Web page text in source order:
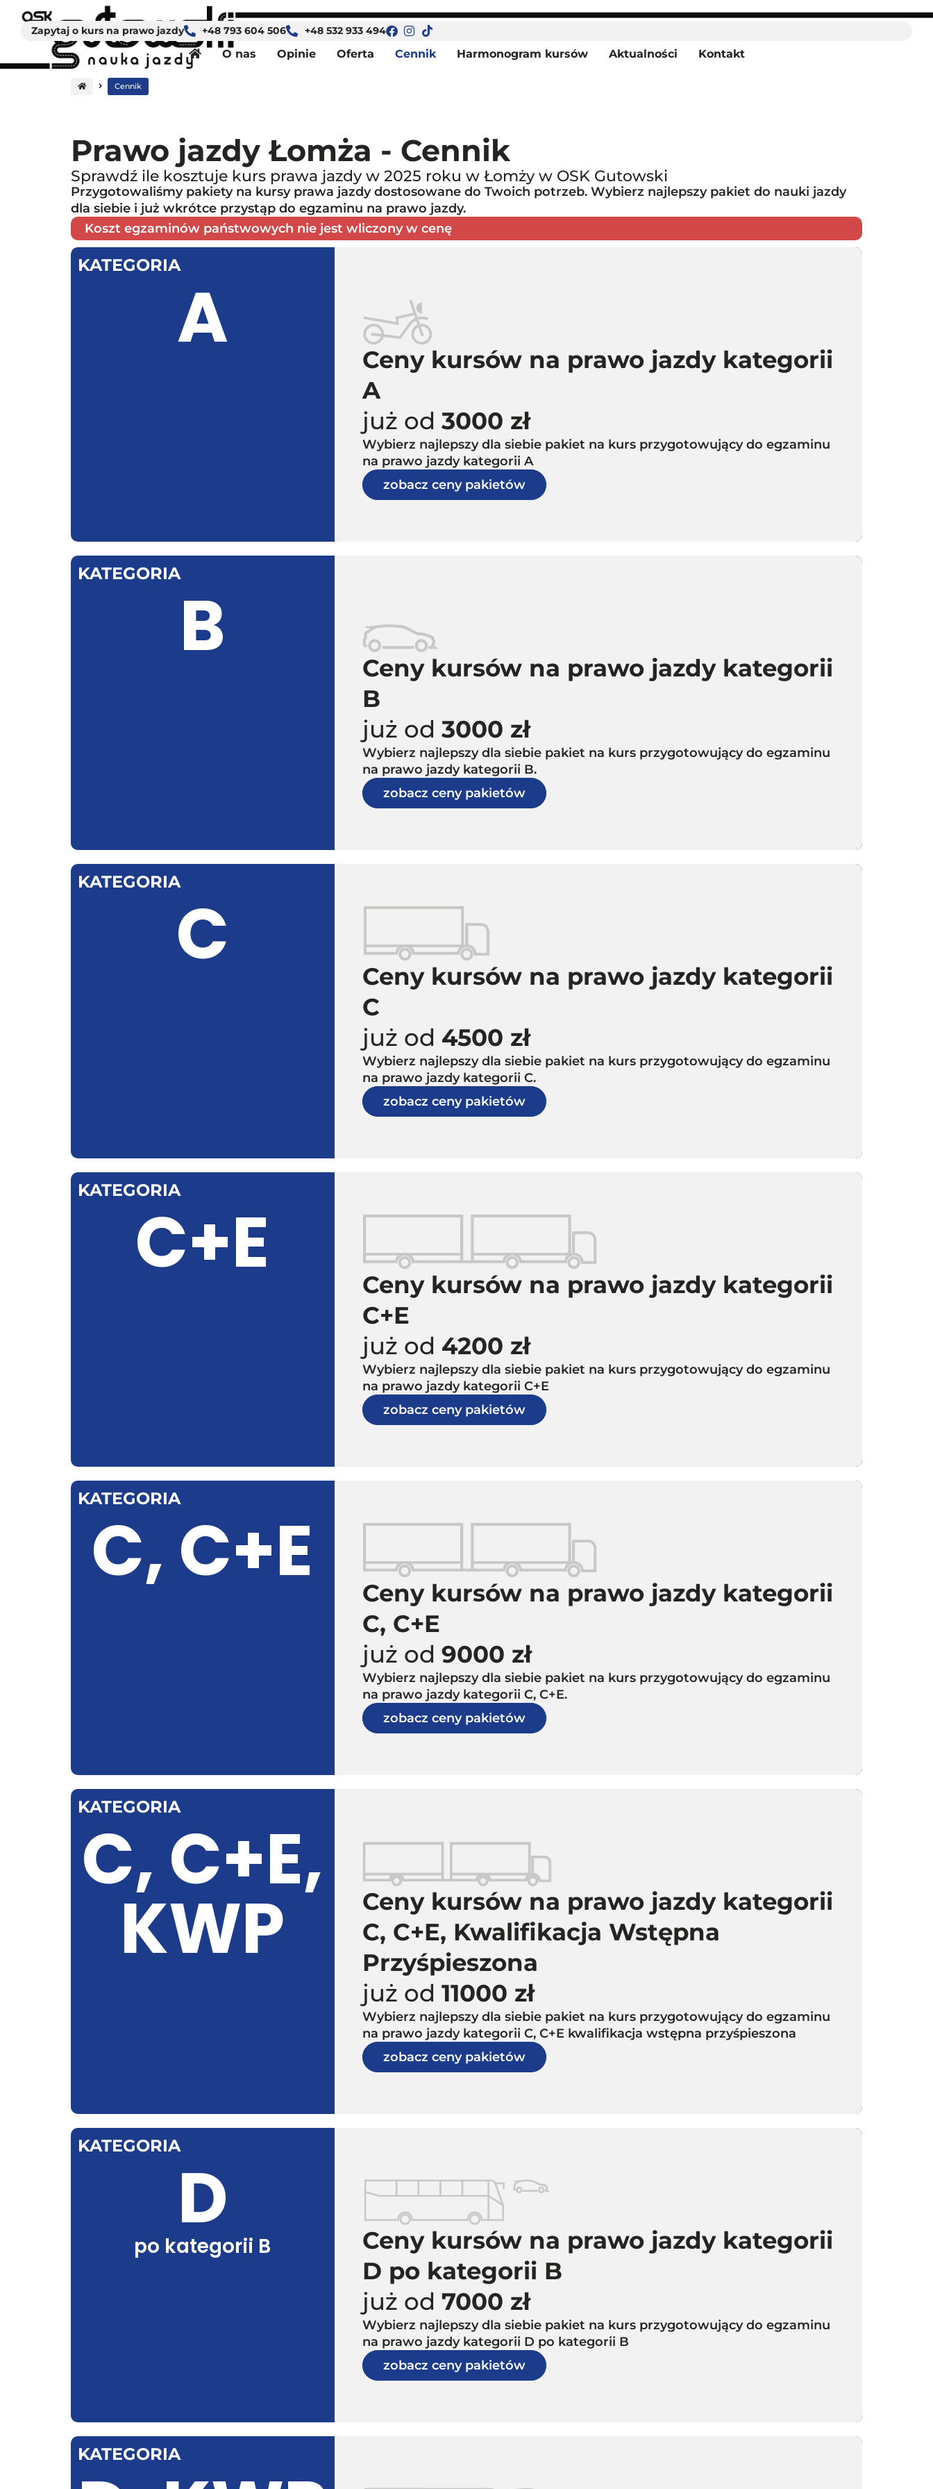
Zapytaj o kurs na prawo jazdy +48 793 604 506 +48 532 933 494
O nas Opinie Oferta Cennik Harmonogram kursów Aktualności Kontakt
Strona główna
Cennik
Prawo jazdy Łomża - Cennik
Sprawdź ile kosztuje kurs prawa jazdy w 2025 roku w Łomży w OSK Gutowski
Przygotowaliśmy pakiety na kursy prawa jazdy dostosowane do Twoich potrzeb. Wybierz najlepszy pakiet do nauki jazdy
dla siebie i już wkrótce przystąp do egzaminu na prawo jazdy.
Koszt egzaminów państwowych nie jest wliczony w cenę
KATEGORIA
A
Ceny kursów na prawo jazdy kategorii
A
już od 3000 zł
Wybierz najlepszy dla siebie pakiet na kurs przygotowujący do egzaminu
na prawo jazdy kategorii A
zobacz ceny pakietów
KATEGORIA
B
Ceny kursów na prawo jazdy kategorii
B
już od 3000 zł
Wybierz najlepszy dla siebie pakiet na kurs przygotowujący do egzaminu
na prawo jazdy kategorii B.
zobacz ceny pakietów
KATEGORIA
C
Ceny kursów na prawo jazdy kategorii
C
już od 4500 zł
Wybierz najlepszy dla siebie pakiet na kurs przygotowujący do egzaminu
na prawo jazdy kategorii C.
zobacz ceny pakietów
KATEGORIA
C+E
Ceny kursów na prawo jazdy kategorii
C+E
już od 4200 zł
Wybierz najlepszy dla siebie pakiet na kurs przygotowujący do egzaminu
na prawo jazdy kategorii C+E
zobacz ceny pakietów
KATEGORIA
C, C+E
Ceny kursów na prawo jazdy kategorii
C, C+E
już od 9000 zł
Wybierz najlepszy dla siebie pakiet na kurs przygotowujący do egzaminu
na prawo jazdy kategorii C, C+E.
zobacz ceny pakietów
KATEGORIA
C, C+E,
KWP
Ceny kursów na prawo jazdy kategorii
C, C+E, Kwalifikacja Wstępna
Przyśpieszona
już od 11000 zł
Wybierz najlepszy dla siebie pakiet na kurs przygotowujący do egzaminu
na prawo jazdy kategorii C, C+E kwalifikacja wstępna przyśpieszona
zobacz ceny pakietów
KATEGORIA
D
po kategorii B
Ceny kursów na prawo jazdy kategorii
D po kategorii B
już od 7000 zł
Wybierz najlepszy dla siebie pakiet na kurs przygotowujący do egzaminu
na prawo jazdy kategorii D po kategorii B
zobacz ceny pakietów
KATEGORIA